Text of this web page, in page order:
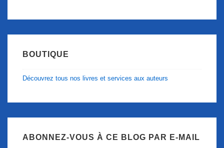
BOUTIQUE
Découvrez tous nos livres et services aux auteurs
ABONNEZ-VOUS À CE BLOG PAR E-MAIL